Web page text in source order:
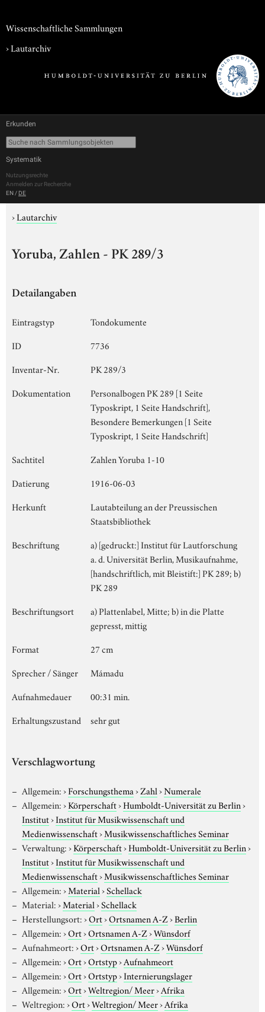
Wissenschaftliche Sammlungen
›Lautarchiv
Erkunden
Systematik
Nutzungsrechte
Anmelden zur Recherche
EN / DE
›Lautarchiv
Yoruba, Zahlen - PK 289/3
Detailangaben
Eintragstyp
Tondokumente
ID
7736
Inventar-Nr.
PK 289/3
Dokumentation
Personalbogen PK 289 [1 Seite
Typoskript, 1 Seite Handschrift],
Besondere Bemerkungen [1 Seite
Typoskript, 1 Seite Handschrift]
Sachtitel
Zahlen Yoruba 1-10
Datierung
1916-06-03
Herkunft
Lautabteilung an der Preussischen
Staatsbibliothek
Beschriftung
a) [gedruckt:] Institut für Lautforschung
a. d. Universität Berlin, Musikaufnahme,
[handschriftlich, mit Bleistift:] PK 289; b)
PK 289
Beschriftungsort
a) Plattenlabel, Mitte; b) in die Platte
gepresst, mittig
Format
27 cm
Sprecher / Sänger
Mámadu
Aufnahmedauer
00:31 min.
Erhaltungszustand
sehr gut
Verschlagwortung
Allgemein:›Forschungsthema›Zahl›Numerale
Allgemein:›Körperschaft›Humboldt-Universität zu Berlin›
Institut›Institut für Musikwissenschaft und
Medienwissenschaft›Musikwissenschaftliches Seminar
Verwaltung:›Körperschaft›Humboldt-Universität zu Berlin›
Institut›Institut für Musikwissenschaft und
Medienwissenschaft›Musikwissenschaftliches Seminar
Allgemein:›Material›Schellack
Material:›Material›Schellack
Herstellungsort:›Ort›Ortsnamen A-Z›Berlin
Allgemein:›Ort›Ortsnamen A-Z›Wünsdorf
Aufnahmeort:›Ort›Ortsnamen A-Z›Wünsdorf
Allgemein:›Ort›Ortstyp›Aufnahmeort
Allgemein:›Ort›Ortstyp›Internierungslager
Allgemein:›Ort›Weltregion/ Meer›Afrika
Weltregion:›Ort›Weltregion/ Meer›Afrika